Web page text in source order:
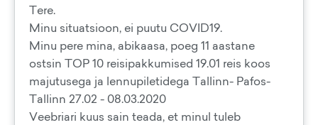
Tere.
Minu situatsioon, ei puutu COVID19.
Minu pere mina, abikaasa, poeg 11 aastane
ostsin​ TOP 10 reisipakkumised​ 19.01 reis koos
majutusega ja lennupiletidega Tallinn- Pafos-
Tallinn 27.02 - 08.03.2020
Veebriari kuus sain teada, et minul tuleb